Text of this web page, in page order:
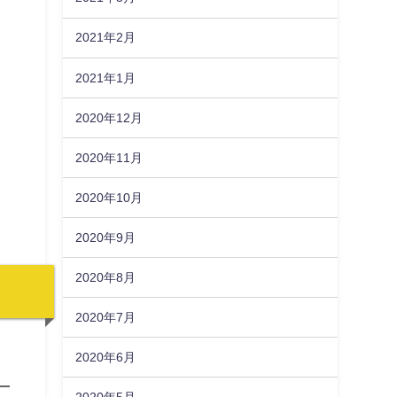
2021年2月
2021年1月
2020年12月
2020年11月
2020年10月
2020年9月
2020年8月
2020年7月
2020年6月